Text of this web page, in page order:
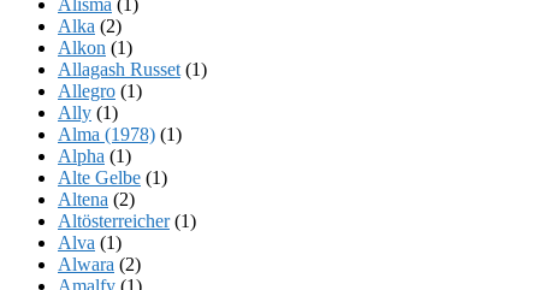
Alka (2)
Alkon (1)
Allagash Russet (1)
Allegro (1)
Ally (1)
Alma (1978) (1)
Alpha (1)
Alte Gelbe (1)
Altena (2)
Altösterreicher(1)
Alva (1)
Alwara (2)
Amalfy (1)